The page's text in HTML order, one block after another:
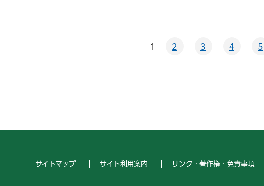
1 2 3 4 5
サイトマップ サイト利用案内 リンク・著作権・免責事項